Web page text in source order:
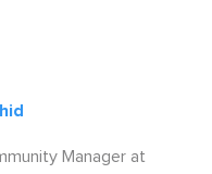
Manager at